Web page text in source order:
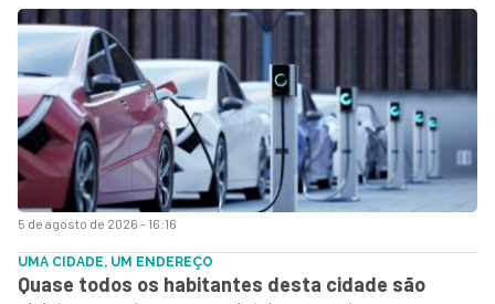
5 de agosto de 2026 - 16:16
UMA CIDADE, UM ENDEREÇO
Quase todos os habitantes desta cidade são